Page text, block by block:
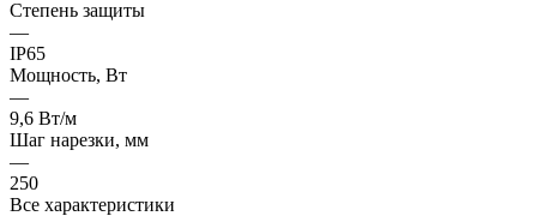
Степень защиты
—
IP65
Мощность, Вт
—
9,6 Вт/м
Шаг нарезки, мм
—
250
Все характеристики